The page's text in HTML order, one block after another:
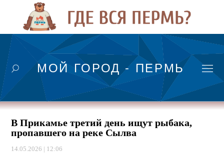
МОЙ ГОРОД - ПЕРМЬ
В Прикамье третий день ищут рыбака,
пропавшего на реке Сылва
14.05.2026 | 12:06